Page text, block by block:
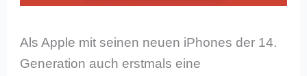
Als Apple mit seinen neuen iPhones der 14.
Generation auch erstmals eine